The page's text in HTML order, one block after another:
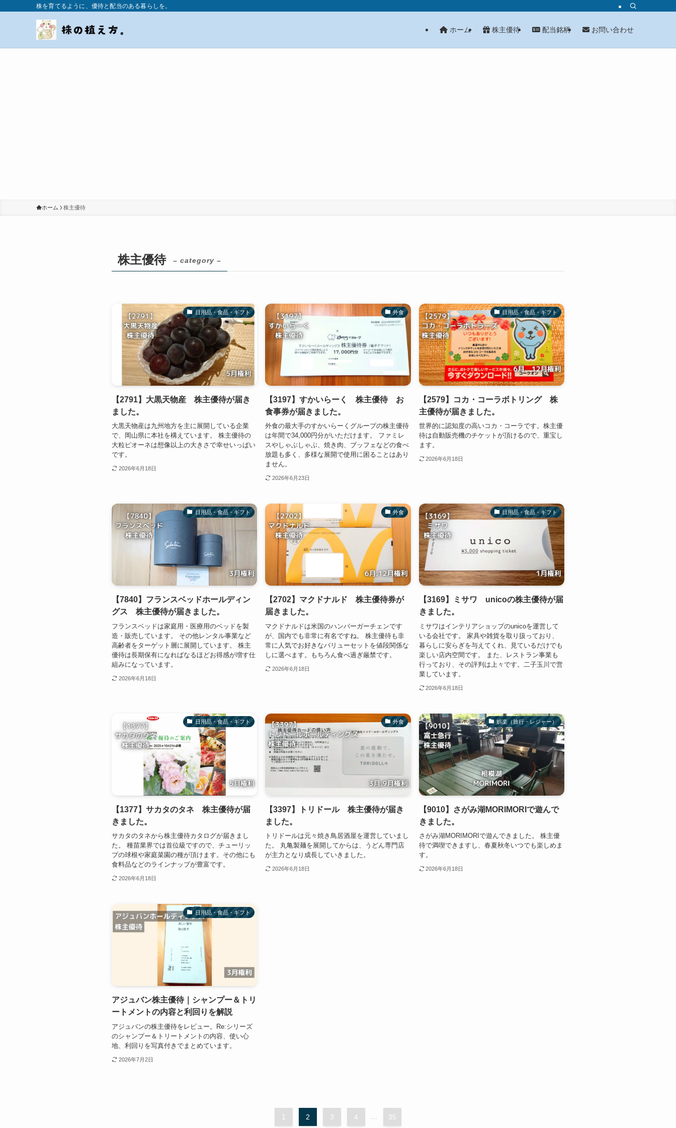
株を育てるように、優待と配当のある暮らしを。
ホーム 株主優待 配当銘柄 お問い合わせ
ホーム 株主優待
株主優待 – category –
日用品・食品・ギフト
【2791】大黒天物産 株主優待が届き
ました。
大黒天物産は九州地方を主に展開している企業
で、岡山県に本社を構えています。 株主優待の
大粒ピオーネは想像以上の大きさで幸せいっぱい
です。
2026年6月18日
外食
【3197】すかいらーく 株主優待 お
食事券が届きました。
外食の最大手のすかいらーくグループの株主優待
は年間で34,000円分がいただけます。 ファミレ
スやしゃぶしゃぶ、焼き肉、ブッフェなどの食べ
放題も多く、多様な展開で使用に困ることはあり
ません。
2026年6月23日
日用品・食品・ギフト
【2579】コカ・コーラボトリング 株
主優待が届きました。
世界的に認知度の高いコカ・コーラです。株主優
待は自動販売機のチケットが頂けるので、重宝し
ます。
2026年6月18日
日用品・食品・ギフト
【7840】フランスベッドホールディン
グス 株主優待が届きました。
フランスベッドは家庭用・医療用のベッドを製
造・販売しています。 その他レンタル事業など
高齢者をターゲット層に展開しています。 株主
優待は長期保有になればなるほどお得感が増す仕
組みになっています。
2026年6月18日
外食
【2702】マクドナルド 株主優待券が
届きました。
マクドナルドは米国のハンバーガーチェンです
が、国内でも非常に有名ですね。 株主優待も非
常に人気でお好きなバリューセットを値段関係な
しに選べます。もちろん食べ過ぎ厳禁です。
2026年6月18日
日用品・食品・ギフト
【3169】ミサワ unicoの株主優待が届
きました。
ミサワはインテリアショップのunicoを運営して
いる会社です。 家具や雑貨を取り扱っており、
暮らしに安らぎを与えてくれ、見ているだけでも
楽しい店内空間です。 また、レストラン事業も
行っており、その評判は上々です。二子玉川で営
業しています。
2026年6月18日
日用品・食品・ギフト
【1377】サカタのタネ 株主優待が届
きました。
サカタのタネから株主優待カタログが届きまし
た。 種苗業界では首位級ですので、チューリッ
プの球根や家庭菜園の種が頂けます。その他にも
食料品などのラインナップが豊富です。
2026年6月18日
外食
【3397】トリドール 株主優待が届き
ました。
トリドールは元々焼き鳥居酒屋を運営していまし
た。 丸亀製麺を展開してからは、うどん専門店
が主力となり成長していきました。
2026年6月18日
娯楽（旅行・レジャー）
【9010】さがみ湖MORIMORIで遊んで
きました。
さがみ湖MORIMORIで遊んできました。 株主優
待で満喫できますし、春夏秋冬いつでも楽しめま
す。
2026年6月18日
日用品・食品・ギフト
アジュバン株主優待｜シャンプー＆トリ
ートメントの内容と利回りを解説
アジュバンの株主優待をレビュー。Re:シリーズ
のシャンプー＆トリートメントの内容、使い心
地、利回りを写真付きでまとめています。
2026年7月2日
1 2 3 4 35